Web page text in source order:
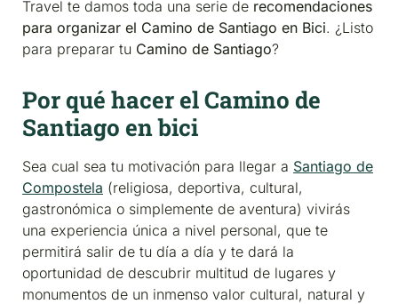
Travel te damos toda una serie de recomendaciones
para organizar el Camino de Santiago en Bici. ¿Listo
para preparar tu Camino de Santiago?
Por qué hacer el Camino de
Santiago en bici
Sea cual sea tu motivación para llegar a Santiago de
Compostela (religiosa, deportiva, cultural,
gastronómica o simplemente de aventura) vivirás
una experiencia única a nivel personal, que te
permitirá salir de tu día a día y te dará la
oportunidad de descubrir multitud de lugares y
monumentos de un inmenso valor cultural, natural y